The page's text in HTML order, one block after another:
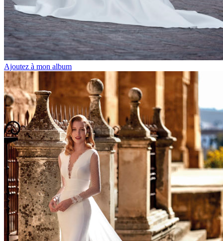
Ajoutez à mon album